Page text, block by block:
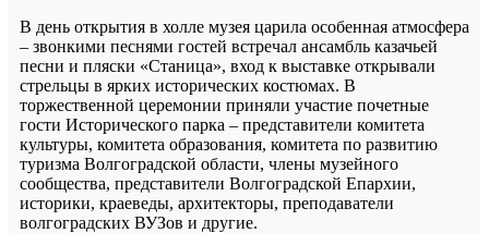
В день открытия в холле музея царила особенная атмосфера
– звонкими песнями гостей встречал ансамбль казачьей
песни и пляски «Станица», вход к выставке открывали
стрельцы в ярких исторических костюмах. В
торжественной церемонии приняли участие почетные
гости Исторического парка – представители комитета
культуры, комитета образования, комитета по развитию
туризма Волгоградской области, члены музейного
сообщества, представители Волгоградской Епархии,
историки, краеведы, архитекторы, преподаватели
волгоградских ВУЗов и другие.